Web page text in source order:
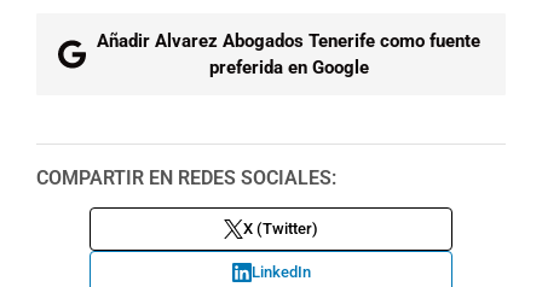
Añadir Alvarez Abogados Tenerife como fuente
preferida en Google
COMPARTIR EN REDES SOCIALES:
X (Twitter)
LinkedIn